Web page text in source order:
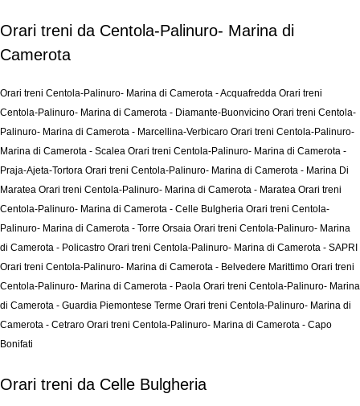
Orari treni da Centola-Palinuro- Marina di
Camerota
Orari treni Centola-Palinuro- Marina di Camerota - Acquafredda Orari treni
Centola-Palinuro- Marina di Camerota - Diamante-Buonvicino Orari treni Centola-
Palinuro- Marina di Camerota - Marcellina-Verbicaro Orari treni Centola-Palinuro-
Marina di Camerota - Scalea Orari treni Centola-Palinuro- Marina di Camerota -
Praja-Ajeta-Tortora Orari treni Centola-Palinuro- Marina di Camerota - Marina Di
Maratea Orari treni Centola-Palinuro- Marina di Camerota - Maratea Orari treni
Centola-Palinuro- Marina di Camerota - Celle Bulgheria Orari treni Centola-
Palinuro- Marina di Camerota - Torre Orsaia Orari treni Centola-Palinuro- Marina
di Camerota - Policastro Orari treni Centola-Palinuro- Marina di Camerota - SAPRI
Orari treni Centola-Palinuro- Marina di Camerota - Belvedere Marittimo Orari treni
Centola-Palinuro- Marina di Camerota - Paola Orari treni Centola-Palinuro- Marina
di Camerota - Guardia Piemontese Terme Orari treni Centola-Palinuro- Marina di
Camerota - Cetraro Orari treni Centola-Palinuro- Marina di Camerota - Capo
Bonifati
Orari treni da Celle Bulgheria